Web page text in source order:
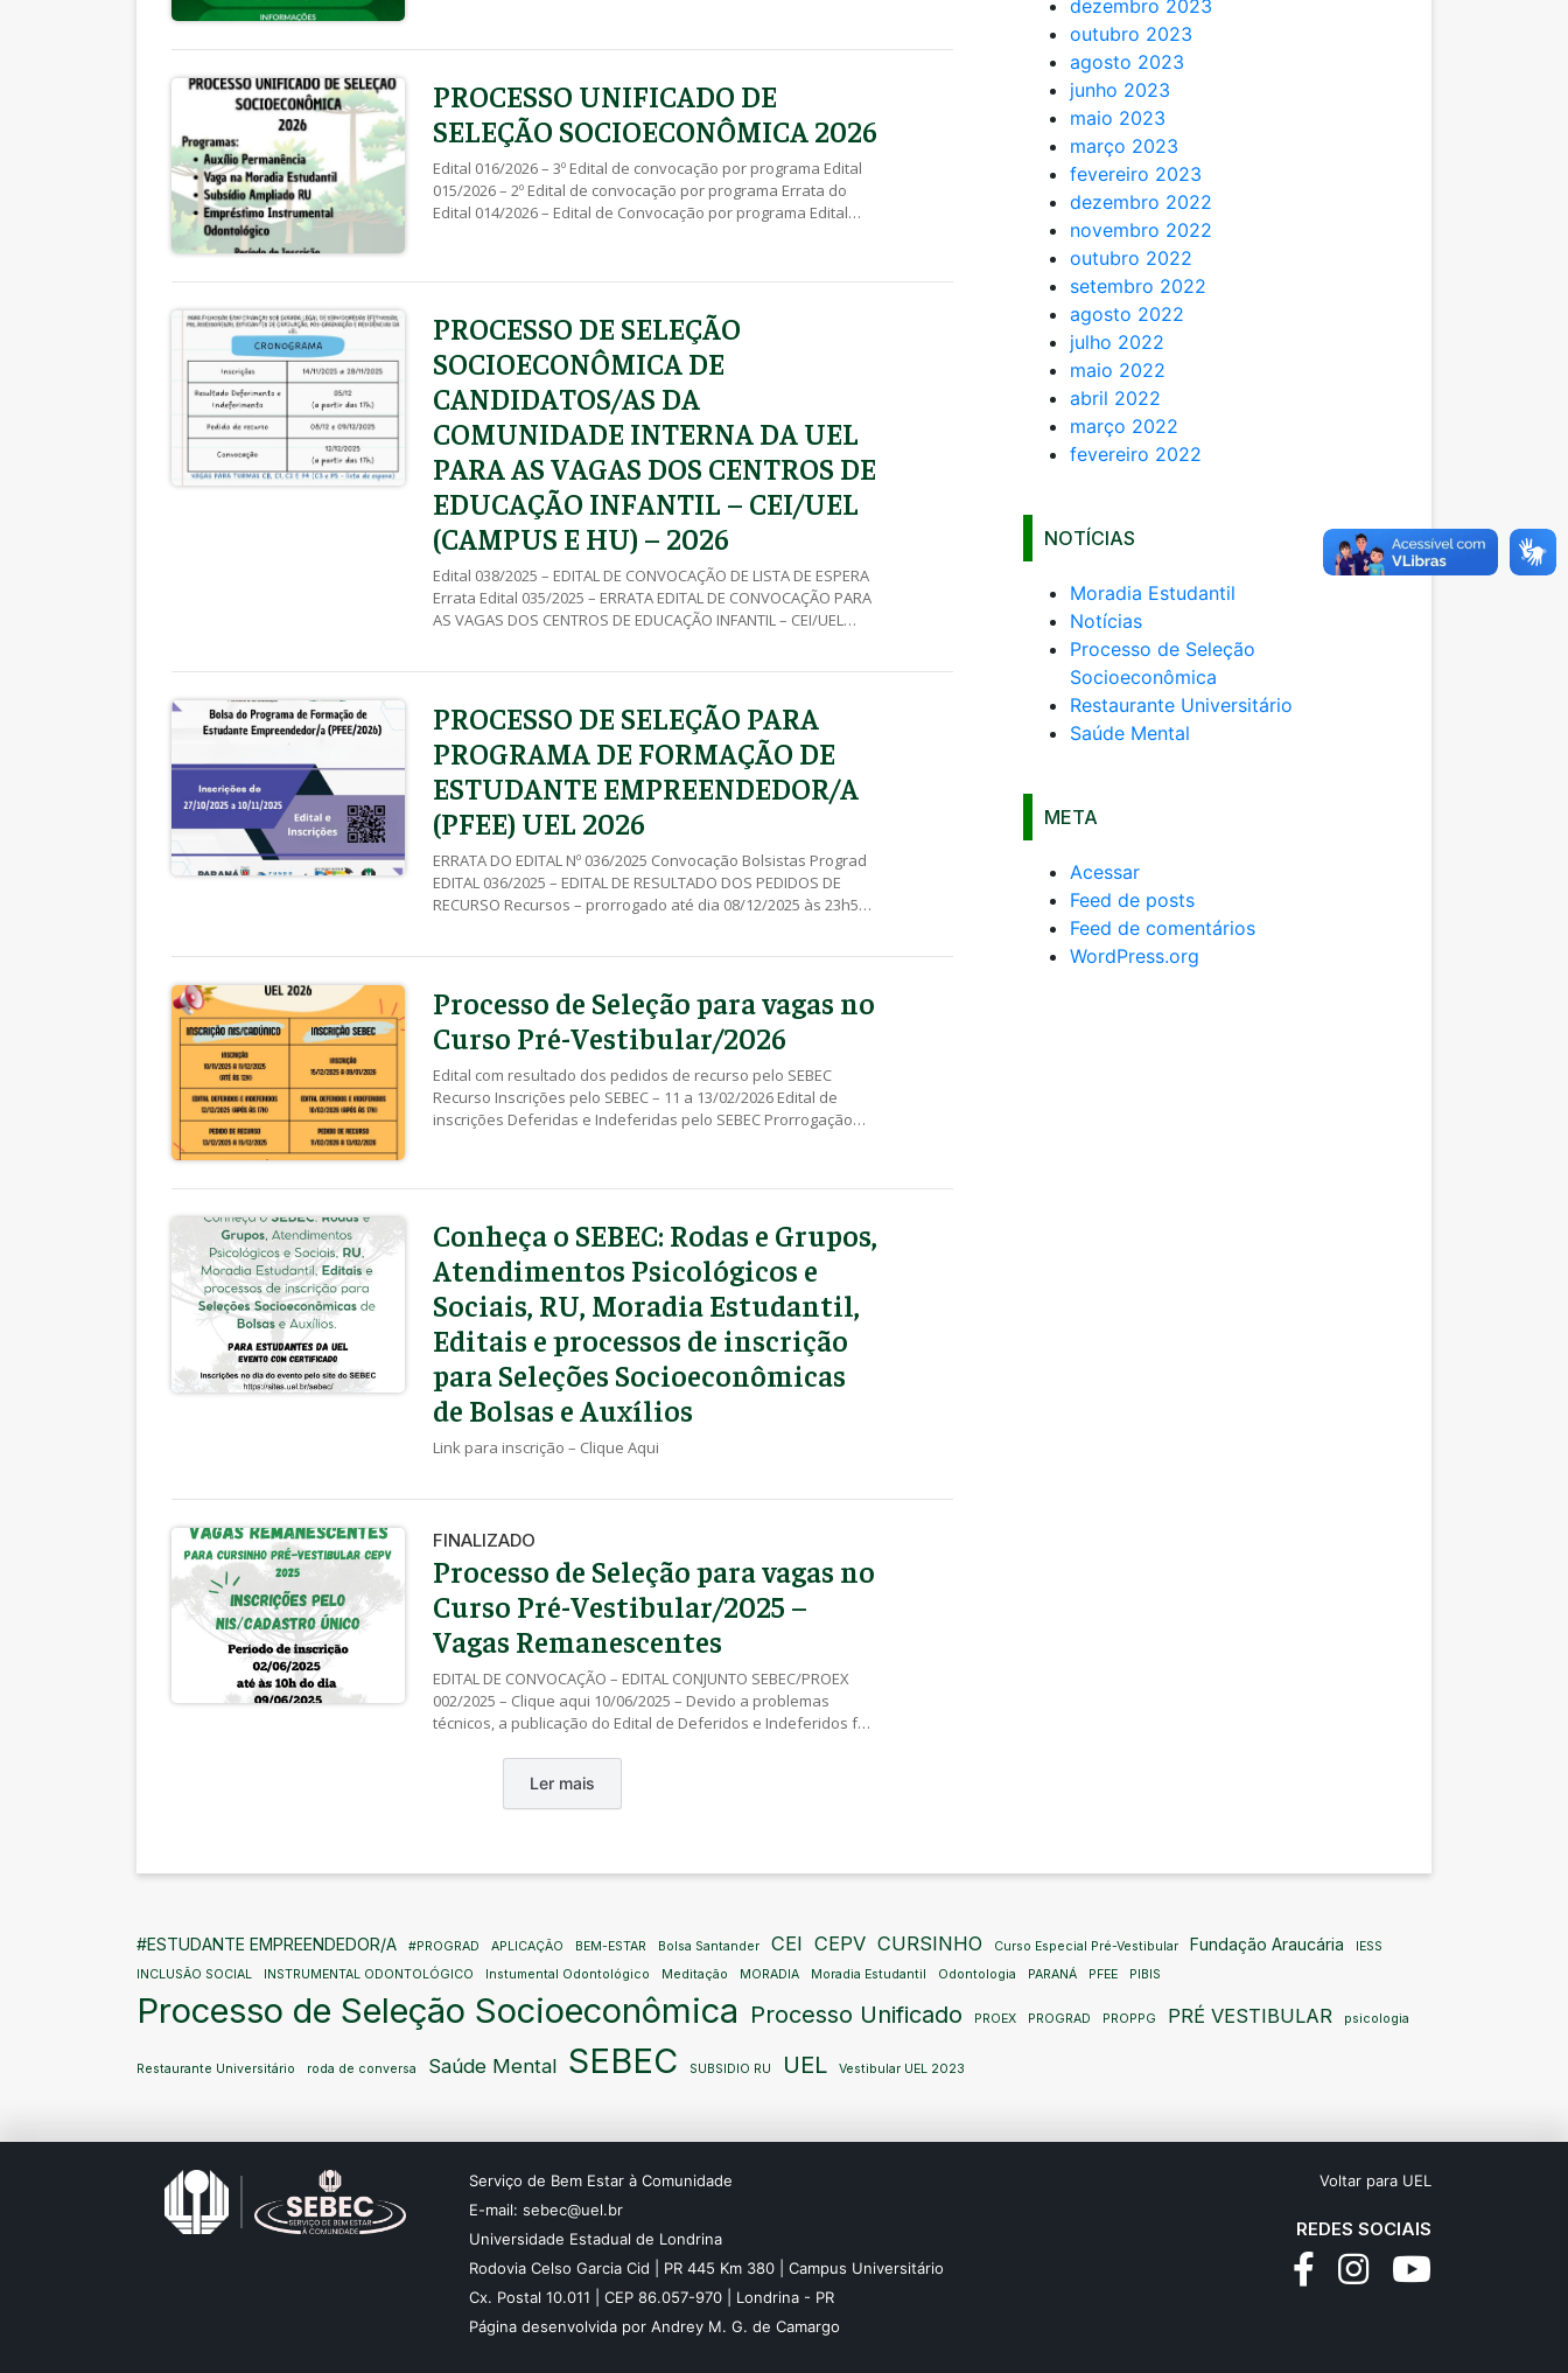
aqui Edital SEBEC 017/2026 – Inscrição Deferidas e […]
PROCESSO UNIFICADO DE
SELEÇÃO SOCIOECONÔMICA 2026
Edital 016/2026 – 3º Edital de convocação por programa Edital
015/2026 – 2º Edital de convocação por programa Errata do
Edital 014/2026 – Edital de Convocação por programa Edital
11/05/2026 Edital 010/2026 – Inscrições Deferidas e Indeferidas
PROCESSO DE SELEÇÃO
SOCIOECONÔMICA DE
CANDIDATOS/AS DA
COMUNIDADE INTERNA DA UEL
PARA AS VAGAS DOS CENTROS DE
EDUCAÇÃO INFANTIL – CEI/UEL
(CAMPUS E HU) – 2026
Edital 038/2025 – EDITAL DE CONVOCAÇÃO DE LISTA DE ESPERA
Errata Edital 035/2025 – ERRATA EDITAL DE CONVOCAÇÃO PARA
AS VAGAS DOS CENTROS DE EDUCAÇÃO INFANTIL – CEI/UEL
PROCESSO DE SELEÇÃO PARA
PROGRAMA DE FORMAÇÃO DE
ESTUDANTE EMPREENDEDOR/A
(PFEE) UEL 2026
ERRATA DO EDITAL Nº 036/2025 Convocação Bolsistas Prograd
EDITAL 036/2025 – EDITAL DE RESULTADO DOS PEDIDOS DE
RECURSO Recursos – prorrogado até dia 08/12/2025 às 23h59
– Declaração Anexo III – Declaração Individual de
Autossuficiência Anexo IV – Declaração de Situação Social
Processo de Seleção para vagas no
Curso Pré-Vestibular/2026
Edital com resultado dos pedidos de recurso pelo SEBEC
Recurso Inscrições pelo SEBEC – 11 a 13/02/2026 Edital de
inscrições Deferidas e Indeferidas pelo SEBEC Prorrogação
Clique aqui Recurso Inscrições pelo NIS – 13 a 15/12/2025 Edital
NIS – 10/11/2025 a 11/12/2025 EDITAL CONJUNTO SEBEC/PROEX
Nº 003/2025 – Clique aqui Anexo I – Lista de Documentos Anexo
II – Declaração Anexo III – Declaração de Situação Social
Conheça o SEBEC: Rodas e Grupos,
Atendimentos Psicológicos e
Sociais, RU, Moradia Estudantil,
Editais e processos de inscrição
para Seleções Socioeconômicas
de Bolsas e Auxílios
Link para inscrição – Clique Aqui
FINALIZADO
Processo de Seleção para vagas no
Curso Pré-Vestibular/2025 –
Vagas Remanescentes
EDITAL DE CONVOCAÇÃO – EDITAL CONJUNTO SEBEC/PROEX
002/2025 – Clique aqui 10/06/2025 – Devido a problemas
técnicos, a publicação do Edital de Deferidos e Indeferidos foi
SEBEC/PROEX Nº 001/2025 – clique aqui
Ler mais
dezembro 2023
outubro 2023
agosto 2023
junho 2023
maio 2023
março 2023
fevereiro 2023
dezembro 2022
novembro 2022
outubro 2022
setembro 2022
agosto 2022
julho 2022
maio 2022
abril 2022
março 2022
fevereiro 2022
NOTÍCIAS
Moradia Estudantil
Notícias
Processo de Seleção
Socioeconômica
Restaurante Universitário
Saúde Mental
META
Acessar
Feed de posts
Feed de comentários
WordPress.org
#ESTUDANTE EMPREENDEDOR/A #PROGRAD APLICAÇÃO BEM-ESTAR Bolsa Santander CEI CEPV CURSINHO Curso Especial Pré-Vestibular Fundação Araucária
IESS
INCLUSÃO SOCIAL
INSTRUMENTAL ODONTOLÓGICO Instumental Odontológico Meditação MORADIA Moradia Estudantil Odontologia PARANÁ PFEE PIBIS
Processo de Seleção Socioeconômica Processo Unificado PROEX PROGRAD PROPPG PRÉ VESTIBULAR psicologia
Restaurante Universitário roda de conversa Saúde Mental SEBEC SUBSIDIO RU UEL Vestibular UEL 2023
Serviço de Bem Estar à Comunidade
E-mail: sebec@uel.br
Universidade Estadual de Londrina
Rodovia Celso Garcia Cid | PR 445 Km 380 | Campus Universitário
Cx. Postal 10.011 | CEP 86.057-970 | Londrina - PR
Página desenvolvida por Andrey M. G. de Camargo
Voltar para UEL
REDES SOCIAIS